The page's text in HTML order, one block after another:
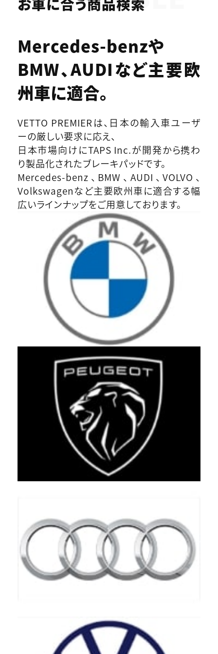
Mercedes-benzや
BMW、AUDIなど主要欧
州車に適合。
VETTO PREMIERは、日本の輸入車ユーザ
ーの厳しい要求に応え、
日本市場向けにTAPS Inc.が開発から携わ
り製品化されたブレーキパッドです。
Mercedes-benz、BMW、AUDI、VOLVO、
Volkswagenなど主要欧州車に適合する幅
広いラインナップをご用意しております。